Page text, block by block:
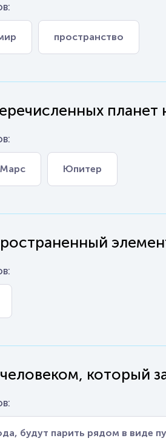
пространство
Марс Юпитер
который
будут парить рядом в виде